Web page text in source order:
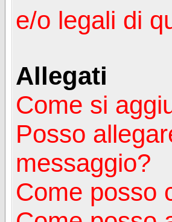
e/o legali di
Allegati
Come si
Posso
messaggio?
Come posso